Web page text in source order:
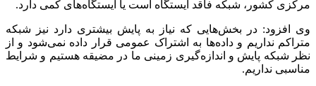
مرکزی کشور، شبکه فاقد ایستگاه است یا ایستگاه‌های کمی دارد.
وی افزود: در بخش‌هایی که نیاز به پایش بیشتری دارد نیز شبکه
متراکم نداریم و داده‌ها به اشتراک عمومی قرار داده نمی‌شود و از
نظر شبکه پایش و اندازه‌گیری زمینی ما در مضیقه هستیم و شرایط
مناسبی نداریم.